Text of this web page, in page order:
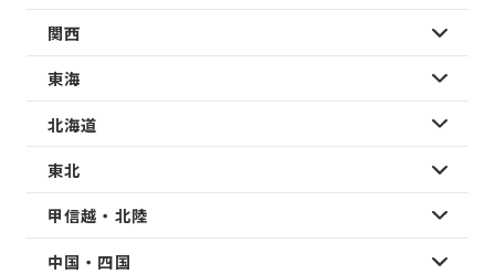
関西
東海
北海道
東北
甲信越・北陸
中国・四国